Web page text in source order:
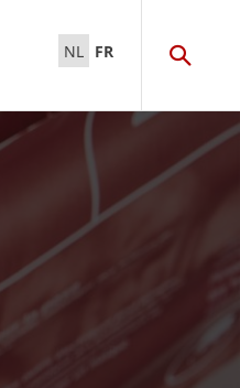
NL FR